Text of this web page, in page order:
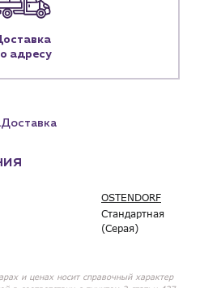
Российская, 63
адресу
Доставка
OSTENDORF
Стандартная
(Серая)
и ценах носит справочный характер